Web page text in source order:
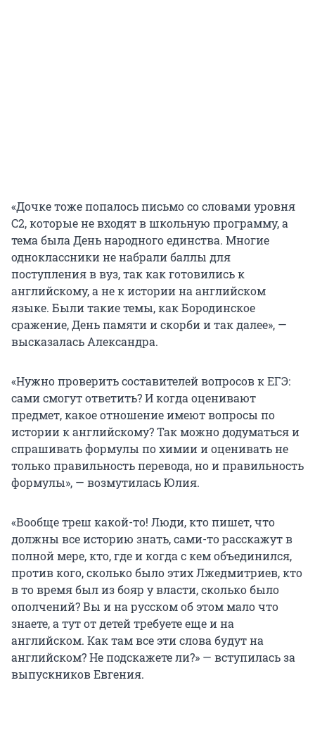
«Дочке тоже попалось письмо со словами уровня
С2, которые не входят в школьную программу, а
тема была День народного единства. Многие
одноклассники не набрали баллы для
поступления в вуз, так как готовились к
английскому, а не к истории на английском
языке. Были такие темы, как Бородинское
сражение, День памяти и скорби и так далее», —
высказалась Александра.
«Нужно проверить составителей вопросов к ЕГЭ:
сами смогут ответить? И когда оценивают
предмет, какое отношение имеют вопросы по
истории к английскому? Так можно додуматься и
спрашивать формулы по химии и оценивать не
только правильность перевода, но и правильность
формулы», — возмутилась Юлия.
«Вообще треш какой-то! Люди, кто пишет, что
должны все историю знать, сами-то расскажут в
полной мере, кто, где и когда с кем объединился,
против кого, сколько было этих Лжедмитриев, кто
в то время был из бояр у власти, сколько было
ополчений? Вы и на русском об этом мало что
знаете, а тут от детей требуете еще и на
английском. Как там все эти слова будут на
английском? Не подскажете ли?» — вступилась за
выпускников Евгения.